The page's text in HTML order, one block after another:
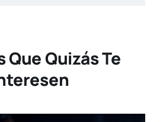
Que Quizás Te